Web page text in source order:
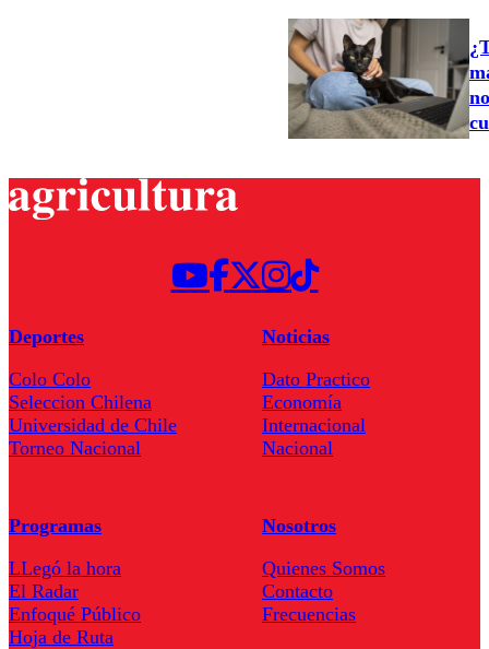
Deportes
Colo Colo
Seleccion Chilena
Universidad de Chile
Torneo Nacional
Noticias
Dato Practico
Economía
Internacional
Nacional
Programas
LLegó la hora
El Radar
Enfoqué Público
Hoja de Ruta
Nosotros
Quienes Somos
Contacto
Frecuencias